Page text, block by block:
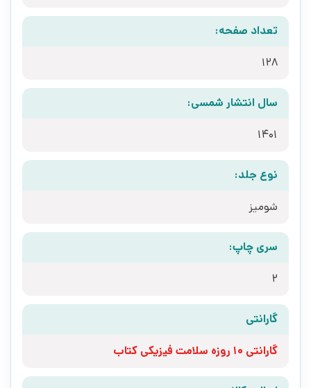
تعداد صفحه:
128
سال انتشار شمسی:
1401
نوع جلد:
شومیز
سری چاپ:
2
گارانتی
گارانتی 10 روزه سلامت فیزیکی کتاب